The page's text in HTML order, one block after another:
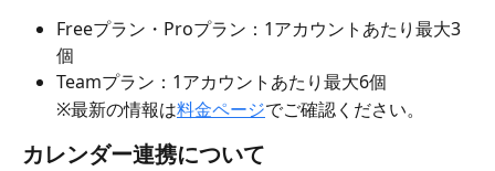
Freeプラン・Proプラン：1アカウントあたり最大3
個
Teamプラン：1アカウントあたり最大6個
※最新の情報は料金ページでご確認ください。
カレンダー連携について